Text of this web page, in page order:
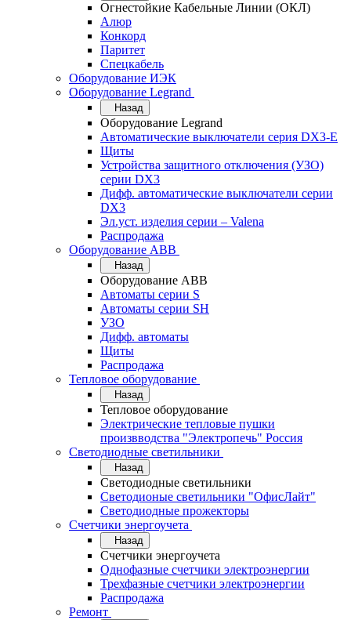
Огнестойкие Кабельные Линии (ОКЛ)
Алюр
Конкорд
Паритет
Спецкабель
Оборудование ИЭК
Оборудование Legrand
Назад
Оборудование Legrand
Автоматические выключатели серия DX3-E
Щиты
Устройства защитного отключения (УЗО)
серии DX3
Дифф. автоматические выключатели серии
DX3
Эл.уст. изделия серии – Valena
Распродажа
Оборудование АВВ
Назад
Оборудование АВВ
Автоматы серии S
Автоматы серии SH
УЗО
Дифф. автоматы
Щиты
Распродажа
Тепловое оборудование
Назад
Тепловое оборудование
Электрические тепловые пушки
произвводства "Электропечь" Россия
Светодиодные светильники
Назад
Светодиодные светильники
Светодионые светильники "ОфисЛайт"
Светодиодные прожекторы
Счетчики энергоучета
Назад
Счетчики энергоучета
Однофазные счетчики электроэнергии
Трехфазные счетчики электроэнергии
Распродажа
Ремонт